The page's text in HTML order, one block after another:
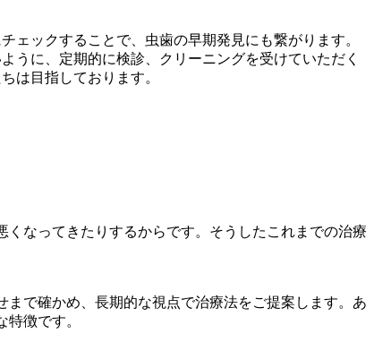
ェックすることで、虫歯の早期発見にも繋がります。
うに、定期的に検診、クリーニングを受けていただく
は目指しております。
なってきたりするからです。そうしたこれまでの治療
で確かめ、長期的な視点で治療法をご提案します。あ
徴です。